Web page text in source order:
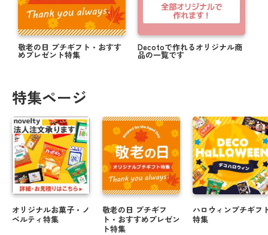
敬老の日 プチギフト・おすす
めプレゼント特集
Decotoで作れるオリジナル商
品の一覧です
特集ページ
オリジナルお菓子・ノ
ベルティ特集
敬老の日 プチギフ
ト・おすすめプレゼン
ト特集
ハロウィンプチギフ
特集